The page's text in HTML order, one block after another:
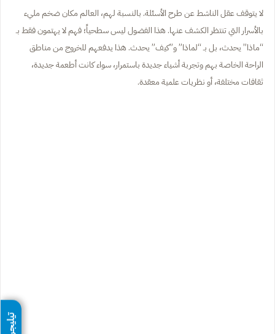
لا يتوقف عقل الناشط عن طرح الأسئلة. بالنسبة لهم، العالم مكان ضخم مليء
بالأسرار التي تنتظر الكشف عنها. هذا الفضول ليس سطحياً؛ فهم لا يهتمون فقط بـ
“ماذا” يحدث، بل بـ “لماذا” و”كيف” يحدث. هذا يدفعهم للخروج من مناطق
الراحة الخاصة بهم وتجربة أشياء جديدة باستمرار، سواء كانت أطعمة جديدة،
ثقافات مختلفة، أو نظريات علمية معقدة.